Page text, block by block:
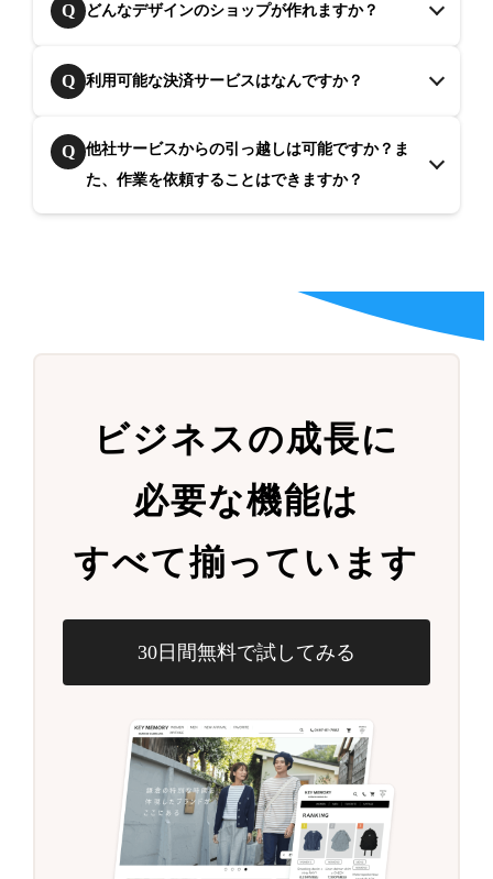
Q どんなデザインのショップが作れますか？
Q 利用可能な決済サービスはなんですか？
Q
他社サービスからの引っ越しは可能ですか？ま
た、作業を依頼することはできますか？
ビジネスの成長に
必要な機能は
すべて揃っています
30日間無料で試してみる